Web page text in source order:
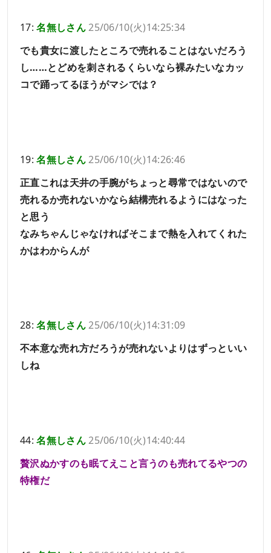
17:名無しさん25/06/10(火)14:25:34
でも貴女に渡したところで売れることはないだろう
し……とどめを刺されるくらいなら裸みたいなカッ
コで踊ってるほうがマシでは？
19:名無しさん25/06/10(火)14:26:46
正直これは天井の手腕がちょっと尋常ではないので
売れるか売れないかなら結構売れるようにはなった
と思う
なみちゃんじゃなければそこまで熱を入れてくれた
かはわからんが
28:名無しさん25/06/10(火)14:31:09
不本意な売れ方だろうが売れないよりはずっといい
しね
44:名無しさん25/06/10(火)14:40:44
贅沢ぬかすのも眠てえこと言うのも売れてるやつの
特権だ